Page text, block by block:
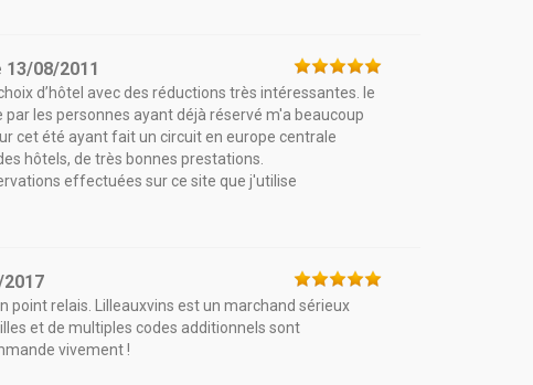
13/08/2011
d’hôtel avec des réductions très intéressantes. le
les personnes ayant déjà réservé m'a beaucoup
cet été ayant fait un circuit en europe centrale
hôtels, de très bonnes prestations.
effectuées sur ce site que j'utilise
relais. Lilleauxvins est un marchand sérieux
et de multiples codes additionnels sont
vivement !